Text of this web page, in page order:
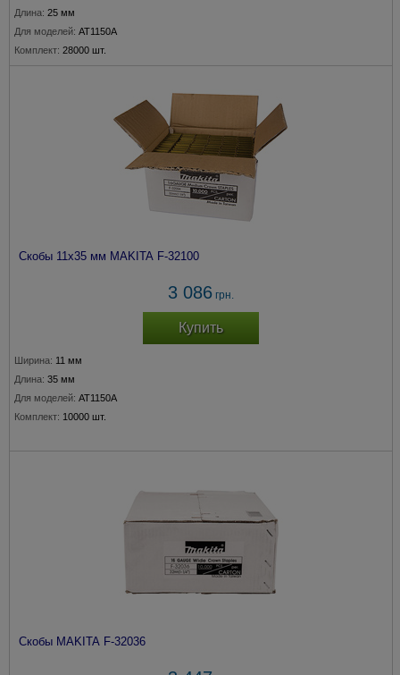
Длина: 25 мм
Для моделей: AT1150A
Комплект: 28000 шт.
Скобы 11х35 мм MAKITA F-32100
3 086 грн.
Купить
Ширина: 11 мм
Длина: 35 мм
Для моделей: AT1150A
Комплект: 10000 шт.
Скобы MAKITA F-32036